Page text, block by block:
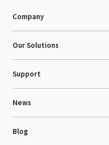
Company
About us
カルチャー
採用情報
Our Solutions
越境ECコンサルティング
Shopee支援
LaunchCart
海外向けホームページ制作
Support
お役立ち資料
セミナー情報
News
プレスリリース
Blog